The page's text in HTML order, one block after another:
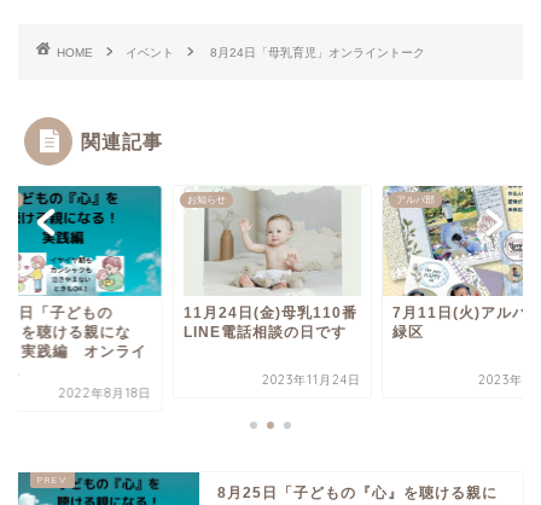
HOME イベント 8月24日「母乳育児」オンライントーク
関連記事
日「子どもの
』を聴ける親にな
」実践編 オンライ
...
2022年8月18日
お知らせ
11月24日(金)母乳110番
LINE電話相談の日です
2023年11月24日
アルバ部
7月11日(火)アルバ
緑区
2023年7
8月25日「子どもの『心』を聴ける親に